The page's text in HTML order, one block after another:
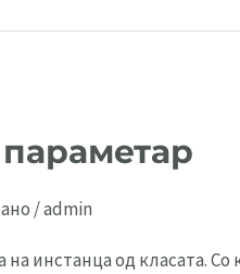
/admin
на инстанца од класата.